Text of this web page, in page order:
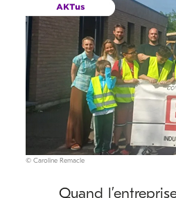
© Caroline Remacle
Quand